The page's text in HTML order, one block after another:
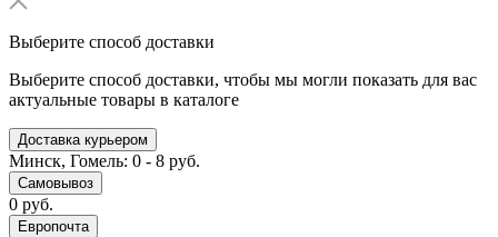
Выберите способ доставки
Выберите способ доставки, чтобы мы могли показать для вас
актуальные товары в каталоге
Доставка курьером
Минск, Гомель: 0 - 8 руб.
Самовывоз
0 руб.
Европочта